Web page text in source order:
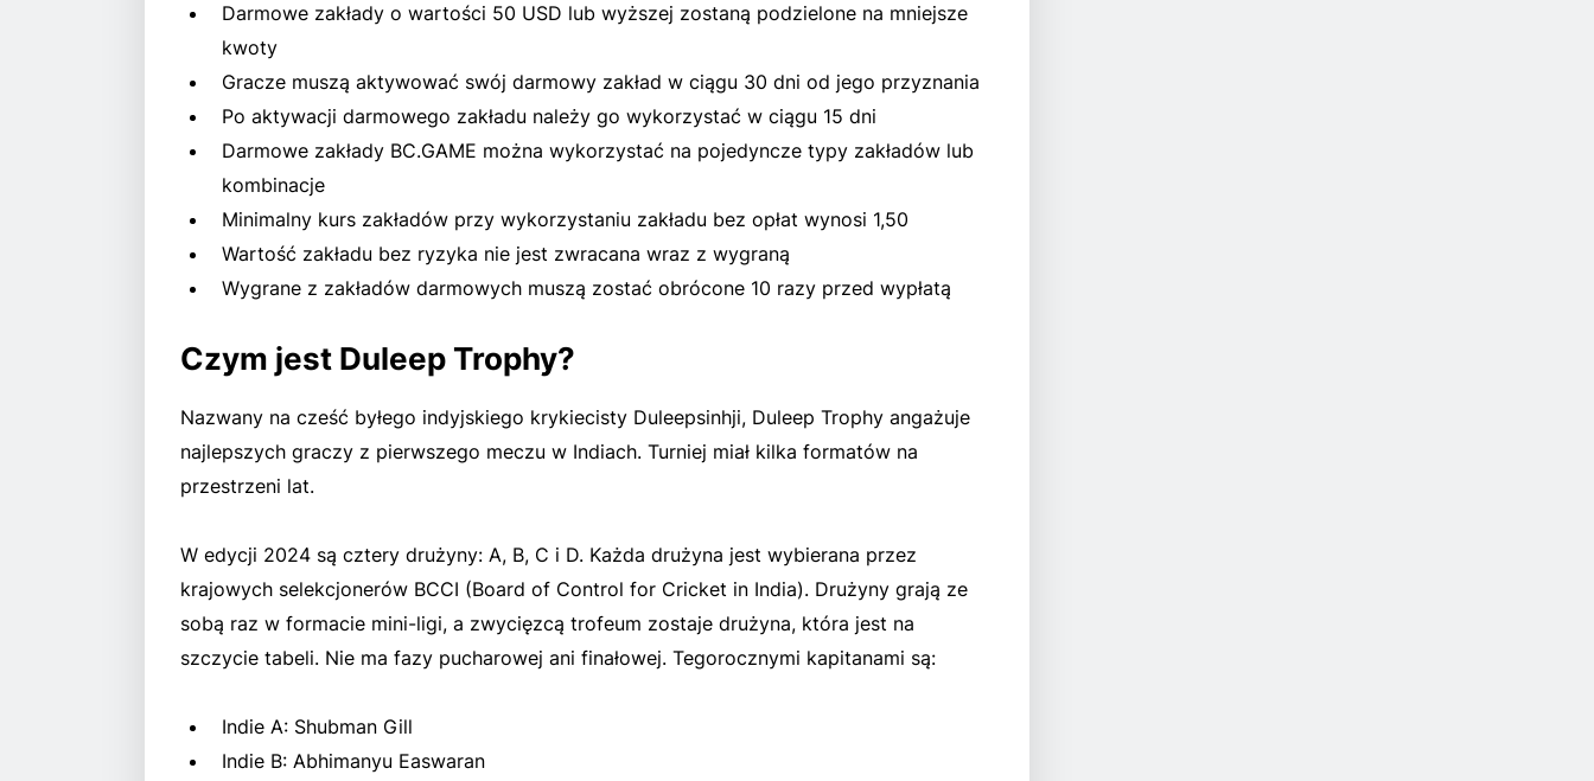
Darmowe zakłady o wartości 50 USD lub wyższej zostaną podzielone na mniejsze
kwoty
Gracze muszą aktywować swój darmowy zakład w ciągu 30 dni od jego przyznania
Po aktywacji darmowego zakładu należy go wykorzystać w ciągu 15 dni
Darmowe zakłady BC.GAME można wykorzystać na pojedyncze typy zakładów lub
kombinacje
Minimalny kurs zakładów przy wykorzystaniu zakładu bez opłat wynosi 1,50
Wartość zakładu bez ryzyka nie jest zwracana wraz z wygraną
Wygrane z zakładów darmowych muszą zostać obrócone 10 razy przed wypłatą
Czym jest Duleep Trophy?
Nazwany na cześć byłego indyjskiego krykiecisty Duleepsinhji, Duleep Trophy angażuje
najlepszych graczy z pierwszego meczu w Indiach. Turniej miał kilka formatów na
przestrzeni lat.
W edycji 2024 są cztery drużyny: A, B, C i D. Każda drużyna jest wybierana przez
krajowych selekcjonerów BCCI (Board of Control for Cricket in India). Drużyny grają ze
sobą raz w formacie mini-ligi, a zwycięzcą trofeum zostaje drużyna, która jest na
szczycie tabeli. Nie ma fazy pucharowej ani finałowej. Tegorocznymi kapitanami są:
Indie A: Shubman Gill
Indie B: Abhimanyu Easwaran